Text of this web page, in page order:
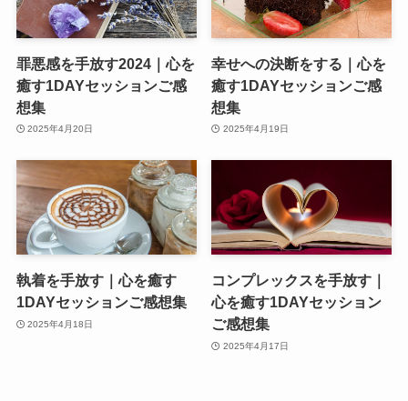
罪悪感を手放す2024｜心を
癒す1DAYセッションご感
想集
2025年4月20日
幸せへの決断をする｜心を
癒す1DAYセッションご感
想集
2025年4月19日
執着を手放す｜心を癒す
1DAYセッションご感想集
2025年4月18日
コンプレックスを手放す｜
心を癒す1DAYセッション
ご感想集
2025年4月17日